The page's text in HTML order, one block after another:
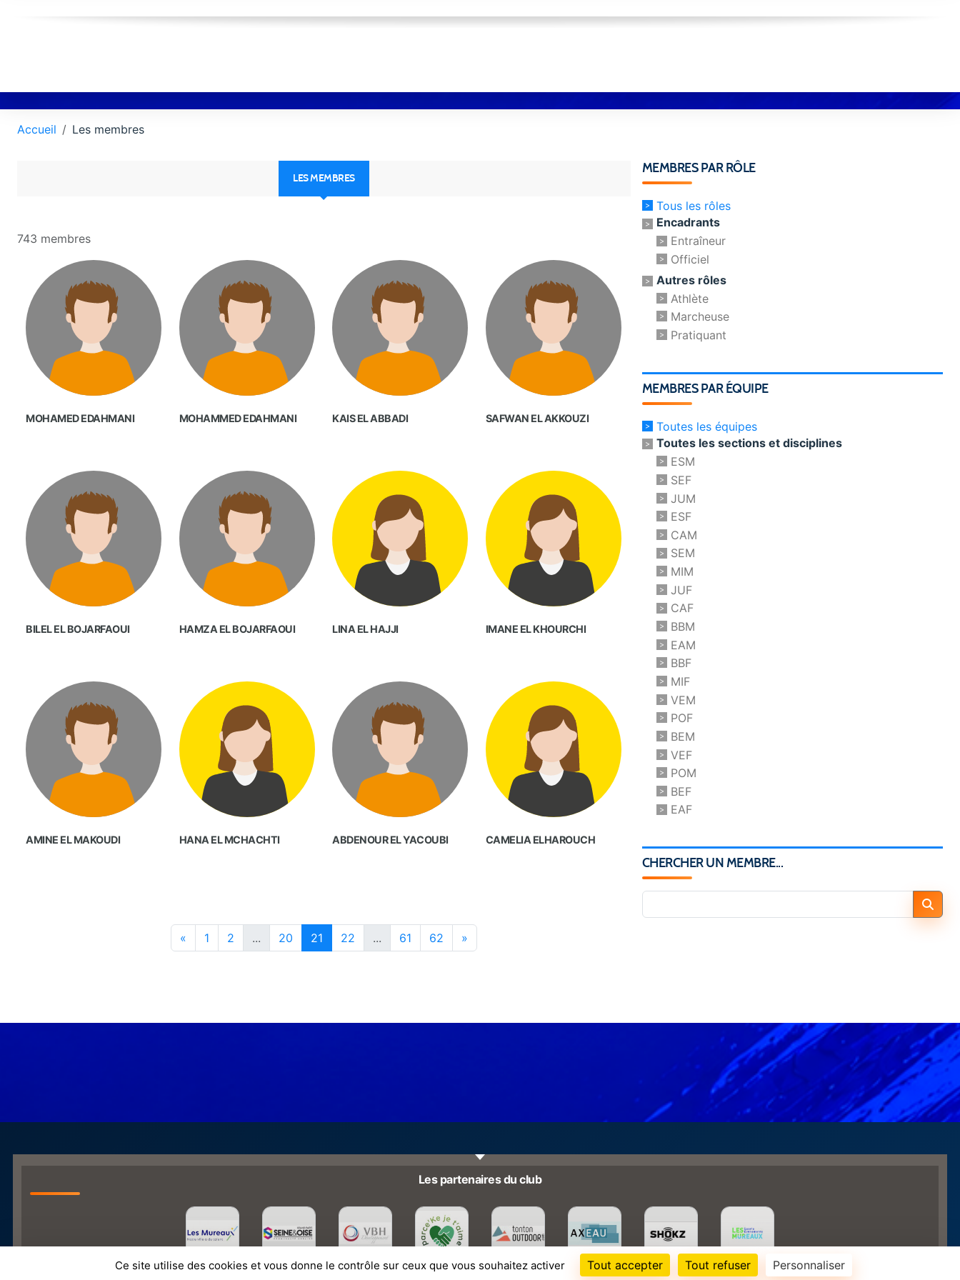
Accueil Les membres
LES MEMBRES
743 membres
MOHAMED EDAHMANI MOHAMMED EDAHMANI KAIS EL ABBADI SAFWAN EL AKKOUZI
BILEL EL BOJARFAOUI HAMZA EL BOJARFAOUI LINA EL HAJJI IMANE EL KHOURCHI
AMINE EL MAKOUDI HANA EL MCHACHTI ABDENOUR EL YACOUBI CAMELIA ELHAROUCH
« 1 2 ... 20 21 22 ... 61 62 »
MEMBRES PAR RÔLE
Tous les rôles
Encadrants
Entraîneur
Officiel
Autres rôles
Athlète
Marcheuse
Pratiquant
MEMBRES PAR ÉQUIPE
Toutes les équipes
Toutes les sections et disciplines
ESM
SEF
JUM
ESF
CAM
SEM
MIM
JUF
CAF
BBM
EAM
BBF
MIF
VEM
POF
BEM
VEF
POM
BEF
EAF
CHERCHER UN MEMBRE...
Les partenaires du club
Ce site utilise des cookies et vous donne le contrôle sur ceux que vous souhaitez activer Tout accepter Tout refuser Personnaliser